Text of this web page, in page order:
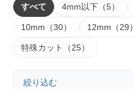
すべて 4mm以下（5）
10mm（30） 12mm（29）
特殊カット（25）
絞り込む